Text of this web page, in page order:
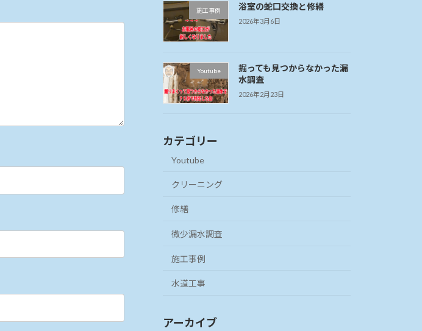
施工事例 浴室の蛇口交換と修繕
2026年3月6日
Youtube
掘っても見つからなかった漏
水調査
2026年2月23日
カテゴリー
Youtube
クリーニング
修繕
微少漏水調査
施工事例
水道工事
アーカイブ